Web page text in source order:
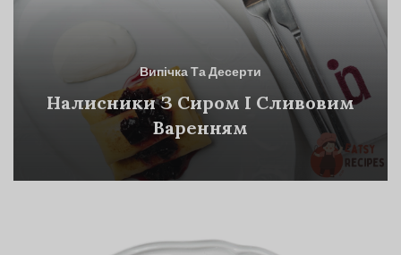
Випічка Та Десерти
Налисники З Сиром І Сливовим
Варенням